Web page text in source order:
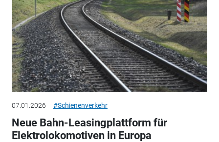
07.01.2026 #Schienenverkehr
Neue Bahn-Leasingplattform für
Elektrolokomotiven in Europa